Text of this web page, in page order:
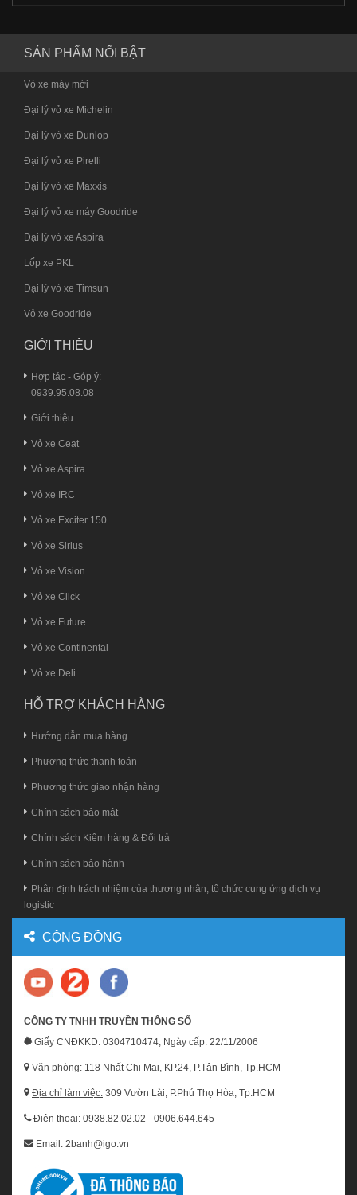
SẢN PHẨM NỔI BẬT
Vỏ xe máy mới
Đại lý vỏ xe Michelin
Đại lý vỏ xe Dunlop
Đại lý vỏ xe Pirelli
Đại lý vỏ xe Maxxis
Đại lý vỏ xe máy Goodride
Đại lý vỏ xe Aspira
Lốp xe PKL
Đại lý vỏ xe Timsun
Vỏ xe Goodride
GIỚI THIỆU
Hợp tác - Góp ý:
0939.95.08.08
Giới thiệu
Vỏ xe Ceat
Vỏ xe Aspira
Vỏ xe IRC
Vỏ xe Exciter 150
Vỏ xe Sirius
Vỏ xe Vision
Vỏ xe Click
Vỏ xe Future
Vỏ xe Continental
Vỏ xe Deli
HỖ TRỢ KHÁCH HÀNG
Hướng dẫn mua hàng
Phương thức thanh toán
Phương thức giao nhận hàng
Chính sách bảo mật
Chính sách Kiểm hàng & Đổi trả
Chính sách bảo hành
Phân định trách nhiệm của thương nhân, tổ chức cung ứng dịch vụ
logistic
CỘNG ĐỒNG
CÔNG TY TNHH TRUYỀN THÔNG SỐ
Giấy CNĐKKD: 0304710474, Ngày cấp: 22/11/2006
Văn phòng: 118 Nhất Chi Mai, KP.24, P.Tân Bình, Tp.HCM
Địa chỉ làm việc: 309 Vườn Lài, P.Phú Thọ Hòa, Tp.HCM
Điện thoại: 0938.82.02.02 - 0906.644.645
Email: 2banh@igo.vn